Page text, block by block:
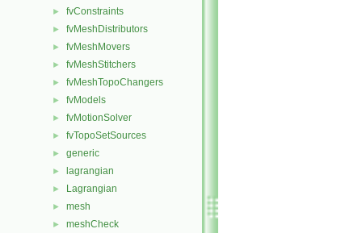
► fvConstraints
► fvMeshDistributors
► fvMeshMovers
► fvMeshStitchers
► fvMeshTopoChangers
► fvModels
► fvMotionSolver
► fvTopoSetSources
► generic
► lagrangian
► Lagrangian
► mesh
► meshCheck